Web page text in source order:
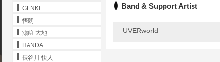
Band & Support Artist
UVERworld
GENKI
悟朗
濵﨑 大地
HANDA
長谷川 快人